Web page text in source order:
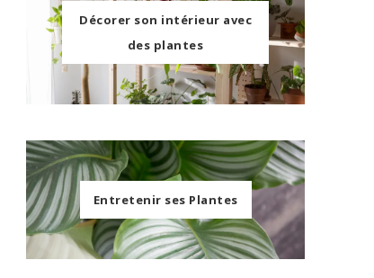
Décorer son intérieur avec
des plantes
Entretenir ses Plantes